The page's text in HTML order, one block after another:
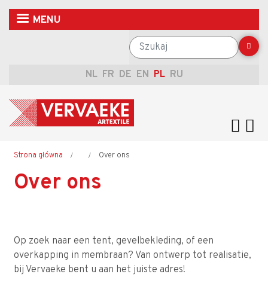
Przejdź
MENU
Szukaj
NL FR DE EN PL RU
Ścieżka
nawigacyjna
Strona główna Over ons
Over ons
Op zoek naar een tent, gevelbekleding, of een
overkapping in membraan? Van ontwerp tot realisatie,
bij Vervaeke bent u aan het juiste adres!